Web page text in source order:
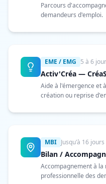
Parcours
demandeurs d'emploi.
EME / EMG 5 à 6
Activ'Créa —
Aide à l'émergence et
création ou reprise
MBI Jusqu'à 16 jours
Bilan /
Accompagnement à
professionnelle des